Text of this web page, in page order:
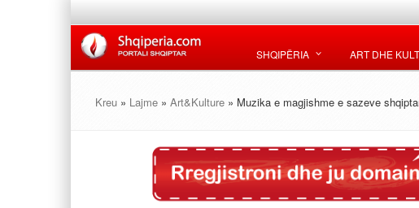
SHQIPËRIA ART DHE
Kreu » Lajme » Art&Kulture » Muzika e magjishme e sazeve